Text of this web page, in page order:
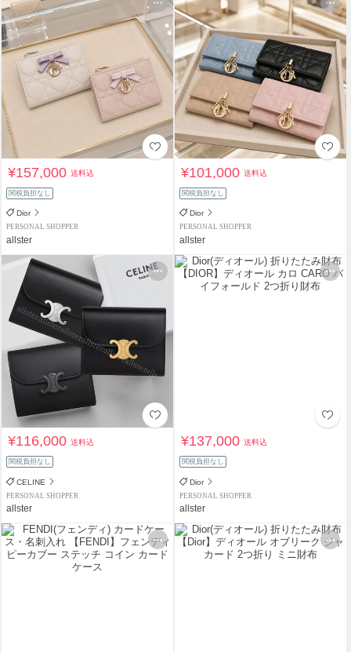
¥157,000送料込
関税負担なし
Dior
PERSONAL SHOPPER
allster
¥101,000送料込
関税負担なし
Dior
PERSONAL SHOPPER
allster
¥116,000送料込
関税負担なし
CELINE
PERSONAL SHOPPER
allster
¥137,000送料込
関税負担なし
Dior
PERSONAL SHOPPER
allster